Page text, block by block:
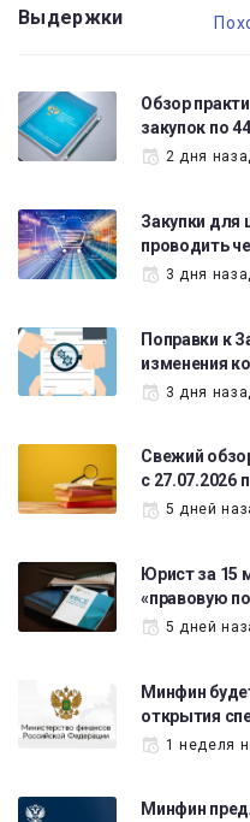
Выдержки
Обзор
закупок по
2 дня
Закупки для
проводить
3 дня
Поправки к
изменения
3 дня
Свежий
с 27.07.2026
5 дней
Юрист за 15
«правовую
5 дней
Минфин
открытия
1 неделя
Минфин